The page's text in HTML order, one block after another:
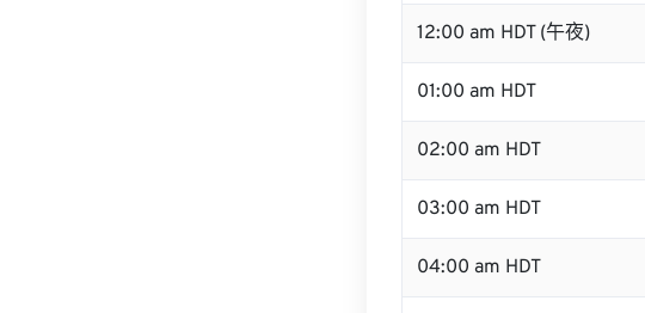
12:00 am HDT (午夜)
01:00 am HDT
02:00 am HDT
03:00 am HDT
04:00 am HDT